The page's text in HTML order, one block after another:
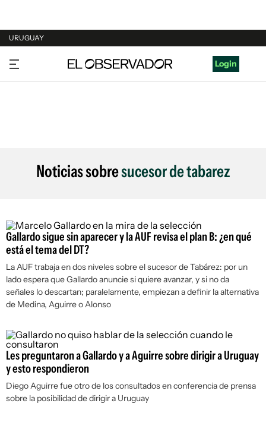
URUGUAY
URUGUAY
ARGENTINA
Login
Noticias sobresucesor de tabarez
Gallardo sigue sin aparecer y la AUF revisa el plan B: ¿en qué
está el tema del DT?
La AUF trabaja en dos niveles sobre el sucesor de Tabárez: por un
lado espera que Gallardo anuncie si quiere avanzar, y si no da
señales lo descartan; paralelamente, empiezan a definir la alternativa
de Medina, Aguirre o Alonso
Les preguntaron a Gallardo y a Aguirre sobre dirigir a Uruguay
y esto respondieron
Diego Aguirre fue otro de los consultados en conferencia de prensa
sobre la posibilidad de dirigir a Uruguay